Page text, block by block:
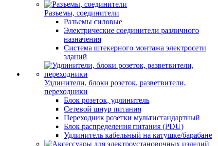
Разъемы, соединители
Разъемы силовые
Электрические соединители различного
назначения
Система штекерного монтажа электросети
зданий
Удлинители, блоки розеток, разветвители,
переходники
Блок розеток, удлинитель
Сетевой шнур питания
Переходник розетки мультистандартный
Блок распределения питания (PDU)
Удлинитель кабельный на катушке/барабане